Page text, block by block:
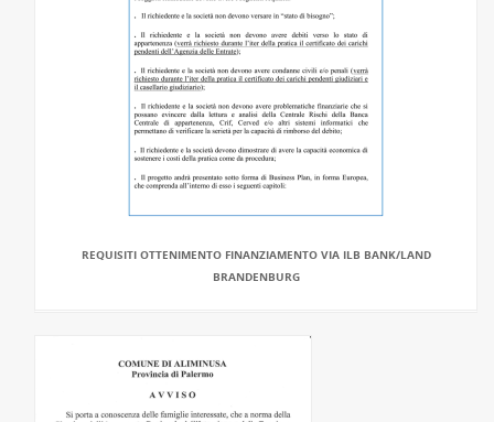
REQUISITI OTTENIMENTO FINANZIAMENTO VIA ILB BANK/LAND
BRANDENBURG